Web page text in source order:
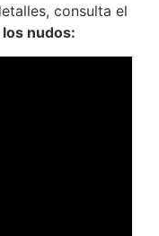
consulta el
nudos: